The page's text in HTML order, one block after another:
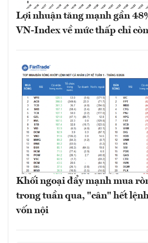
Lợi nhuận tăng mạnh gần
VN-Index về mức thấp chỉ
Khối ngoại đẩy mạnh mua
trong tuần qua, "cân" hết
vốn nội